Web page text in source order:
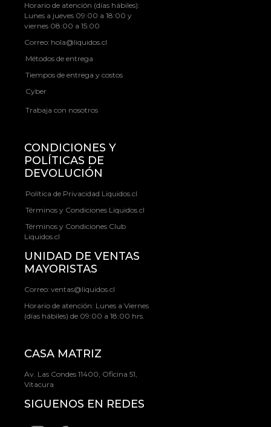
Horario de atención (días hábiles):
Lunes a jueves 09:00 a 18:00 y
viernes 08:00 a 15:00
Correo: hola@liquidos.cl
Métodos de entrega
Tiempos de entrega y costos
Cyber
Trabaja con nosotros
CONDICIONES Y
POLÍTICAS DE
DEVOLUCIÓN
Política de Privacidad Liquidos.cl
Términos y Condiciones Liquidos.cl
Términos y Condiciones Club
Liquidos.cl
UNIDAD DE VENTAS
MAYORISTAS
Correo: ventas@liquidos.cl
Horario de atención: Lunes a Viernes
(días hábiles) de 09:00 a 18:00 hrs.
CASA MATRIZ
Av. Las Condes 11400, Oficina 51,
Vitacura
SIGUENOS EN REDES